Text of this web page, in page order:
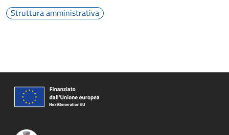
Struttura amministrativa